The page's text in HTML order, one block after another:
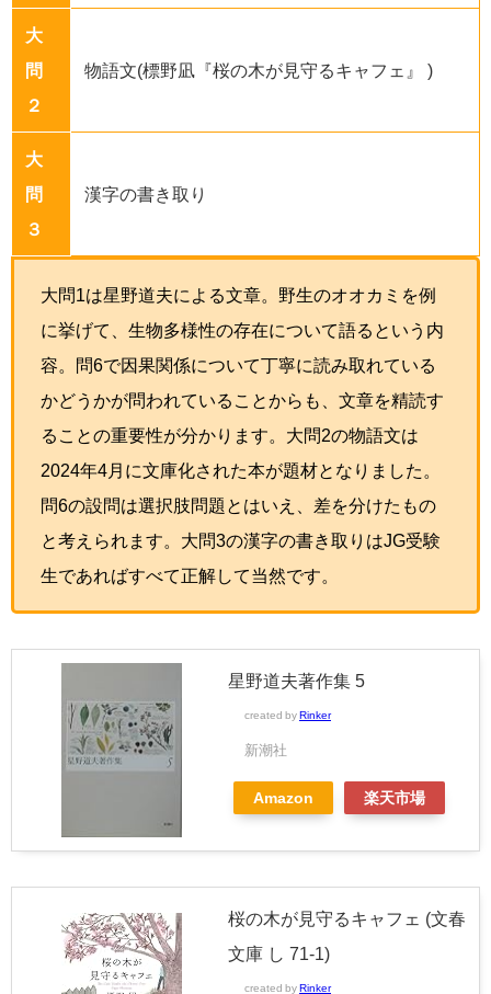
大
問
２
物語文(標野凪『桜の木が見守るキャフェ』 )
大
問
３
漢字の書き取り
大問1は星野道夫による文章。野生のオオカミを例
に挙げて、生物多様性の存在について語るという内
容。問6で因果関係について丁寧に読み取れている
かどうかが問われていることからも、文章を精読す
ることの重要性が分かります。大問2の物語文は
2024年4月に文庫化された本が題材となりました。
問6の設問は選択肢問題とはいえ、差を分けたもの
と考えられます。大問3の漢字の書き取りはJG受験
生であればすべて正解して当然です。
星野道夫著作集 5
created by Rinker
新潮社
Amazon 楽天市場
桜の木が見守るキャフェ (文春
文庫 し 71-1)
created by Rinker